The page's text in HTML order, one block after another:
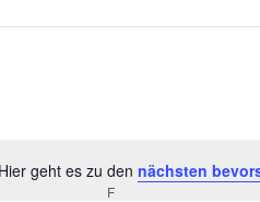
Hinweis
geht es zu den nächsten
F